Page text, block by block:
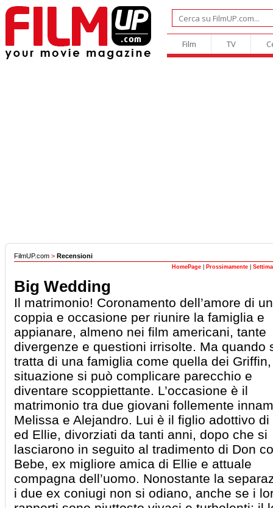
Film TV
FilmUP.com > Recensioni
HomePage Prossimamente
Big Wedding
Il matrimonio! Coronamento dell’amore di
coppia e occasione per riunire la famiglia e
appianare, almeno nei film americani, tante
divergenze e questioni irrisolte. Ma quando
tratta di una famiglia come quella dei
situazione si può complicare parecchio e
diventare scoppiettante. L’occasione è il
matrimonio tra due giovani follemente
Melissa e Alejandro. Lui è il figlio adottivo di
ed Ellie, divorziati da tanti anni, dopo che si
lasciarono in seguito al tradimento di Don
Bebe, ex migliore amica di Ellie e attuale
compagna dell’uomo. Nonostante la
i due ex coniugi non si odiano, anche se i